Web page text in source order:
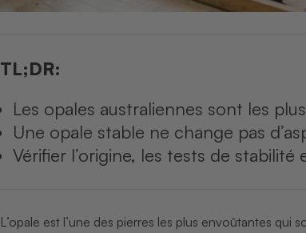
TL;DR:
Les opales australiennes sont les
Une opale stable ne change pas
Vérifier l’origine, les tests de
L’opale est l’une des pierres les plus envoûtantes